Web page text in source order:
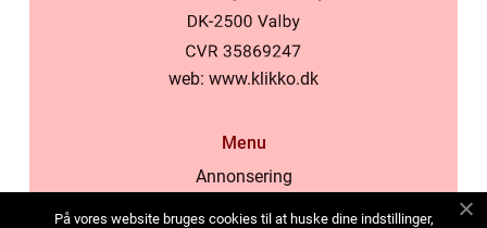
web: www.klikko.dk
Menu
Annonsering
På vores website bruges cookies til at huske dine indstillinger,